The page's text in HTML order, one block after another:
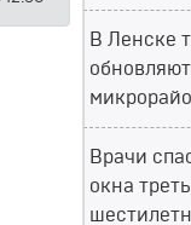
В Ленске
Врачи
окна